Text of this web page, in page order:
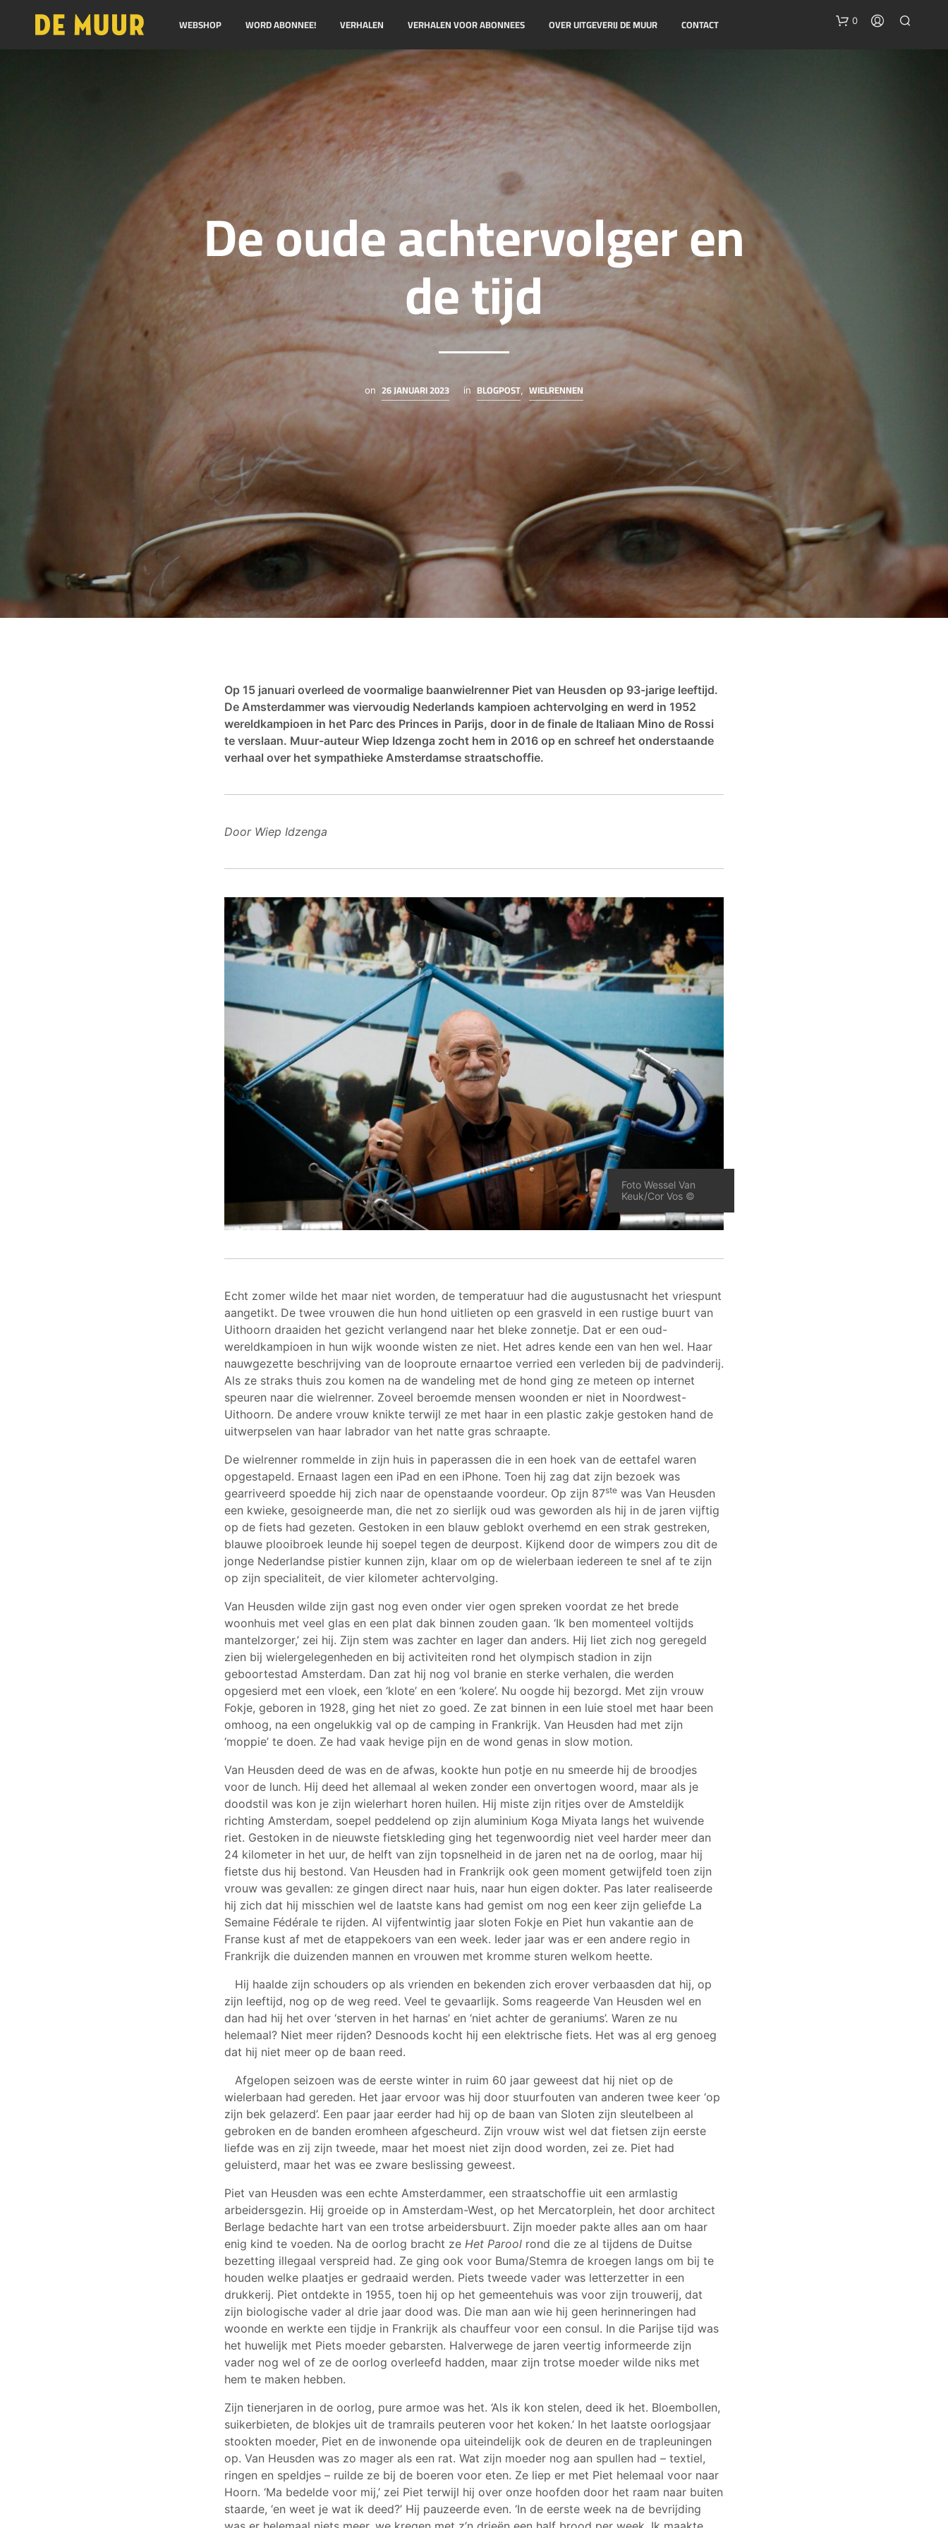
WEBSHOP WORD ABONNEE! VERHALEN VERHALEN VOOR ABONNEES OVER UITGEVERIJ DE MUUR CONTACT 0
A
G
De oude achtervolger en
de tijd
on 26 JANUARI 2023 in BLOGPOST, WIELRENNEN
Op 15 januari overleed de voormalige baanwielrenner Piet van Heusden op 93-jarige leeftijd.
De Amsterdammer was viervoudig Nederlands kampioen achtervolging en werd in 1952
wereldkampioen in het Parc des Princes in Parijs, door in de finale de Italiaan Mino de Rossi
te verslaan. Muur-auteur Wiep Idzenga zocht hem in 2016 op en schreef het onderstaande
verhaal over het sympathieke Amsterdamse straatschoffie.
Door Wiep Idzenga
Foto Wessel Van
Keuk/Cor Vos ©
Echt zomer wilde het maar niet worden, de temperatuur had die augustusnacht het vriespunt
aangetikt. De twee vrouwen die hun hond uitlieten op een grasveld in een rustige buurt van
Uithoorn draaiden het gezicht verlangend naar het bleke zonnetje. Dat er een oud-
wereldkampioen in hun wijk woonde wisten ze niet. Het adres kende een van hen wel. Haar
nauwgezette beschrijving van de looproute ernaartoe verried een verleden bij de padvinderij.
Als ze straks thuis zou komen na de wandeling met de hond ging ze meteen op internet
speuren naar die wielrenner. Zoveel beroemde mensen woonden er niet in Noordwest-
Uithoorn. De andere vrouw knikte terwijl ze met haar in een plastic zakje gestoken hand de
uitwerpselen van haar labrador van het natte gras schraapte.
De wielrenner rommelde in zijn huis in paperassen die in een hoek van de eettafel waren
opgestapeld. Ernaast lagen een iPad en een iPhone. Toen hij zag dat zijn bezoek was
gearriveerd spoedde hij zich naar de openstaande voordeur. Op zijn 87ste was Van Heusden
een kwieke, gesoigneerde man, die net zo sierlijk oud was geworden als hij in de jaren vijftig
op de fiets had gezeten. Gestoken in een blauw geblokt overhemd en een strak gestreken,
blauwe plooibroek leunde hij soepel tegen de deurpost. Kijkend door de wimpers zou dit de
jonge Nederlandse pistier kunnen zijn, klaar om op de wielerbaan iedereen te snel af te zijn
op zijn specialiteit, de vier kilometer achtervolging.
Van Heusden wilde zijn gast nog even onder vier ogen spreken voordat ze het brede
woonhuis met veel glas en een plat dak binnen zouden gaan. ‘Ik ben momenteel voltijds
mantelzorger,’ zei hij. Zijn stem was zachter en lager dan anders. Hij liet zich nog geregeld
zien bij wielergelegenheden en bij activiteiten rond het olympisch stadion in zijn
geboortestad Amsterdam. Dan zat hij nog vol branie en sterke verhalen, die werden
opgesierd met een vloek, een ‘klote’ en een ‘kolere’. Nu oogde hij bezorgd. Met zijn vrouw
Fokje, geboren in 1928, ging het niet zo goed. Ze zat binnen in een luie stoel met haar been
omhoog, na een ongelukkig val op de camping in Frankrijk. Van Heusden had met zijn
‘moppie’ te doen. Ze had vaak hevige pijn en de wond genas in slow motion.
Van Heusden deed de was en de afwas, kookte hun potje en nu smeerde hij de broodjes
voor de lunch. Hij deed het allemaal al weken zonder een onvertogen woord, maar als je
doodstil was kon je zijn wielerhart horen huilen. Hij miste zijn ritjes over de Amsteldijk
richting Amsterdam, soepel peddelend op zijn aluminium Koga Miyata langs het wuivende
riet. Gestoken in de nieuwste fietskleding ging het tegenwoordig niet veel harder meer dan
24 kilometer in het uur, de helft van zijn topsnelheid in de jaren net na de oorlog, maar hij
fietste dus hij bestond. Van Heusden had in Frankrijk ook geen moment getwijfeld toen zijn
vrouw was gevallen: ze gingen direct naar huis, naar hun eigen dokter. Pas later realiseerde
hij zich dat hij misschien wel de laatste kans had gemist om nog een keer zijn geliefde La
Semaine Fédérale te rijden. Al vijfentwintig jaar sloten Fokje en Piet hun vakantie aan de
Franse kust af met de etappekoers van een week. Ieder jaar was er een andere regio in
Frankrijk die duizenden mannen en vrouwen met kromme sturen welkom heette.
Hij haalde zijn schouders op als vrienden en bekenden zich erover verbaasden dat hij, op
zijn leeftijd, nog op de weg reed. Veel te gevaarlijk. Soms reageerde Van Heusden wel en
dan had hij het over ‘sterven in het harnas’ en ‘niet achter de geraniums’. Waren ze nu
helemaal? Niet meer rijden? Desnoods kocht hij een elektrische fiets. Het was al erg genoeg
dat hij niet meer op de baan reed.
Afgelopen seizoen was de eerste winter in ruim 60 jaar geweest dat hij niet op de
wielerbaan had gereden. Het jaar ervoor was hij door stuurfouten van anderen twee keer ‘op
zijn bek gelazerd’. Een paar jaar eerder had hij op de baan van Sloten zijn sleutelbeen al
gebroken en de banden eromheen afgescheurd. Zijn vrouw wist wel dat fietsen zijn eerste
liefde was en zij zijn tweede, maar het moest niet zijn dood worden, zei ze. Piet had
geluisterd, maar het was ee zware beslissing geweest.
Piet van Heusden was een echte Amsterdammer, een straatschoffie uit een armlastig
arbeidersgezin. Hij groeide op in Amsterdam-West, op het Mercatorplein, het door architect
Berlage bedachte hart van een trotse arbeidersbuurt. Zijn moeder pakte alles aan om haar
enig kind te voeden. Na de oorlog bracht ze Het Parool rond die ze al tijdens de Duitse
bezetting illegaal verspreid had. Ze ging ook voor Buma/Stemra de kroegen langs om bij te
houden welke plaatjes er gedraaid werden. Piets tweede vader was letterzetter in een
drukkerij. Piet ontdekte in 1955, toen hij op het gemeentehuis was voor zijn trouwerij, dat
zijn biologische vader al drie jaar dood was. Die man aan wie hij geen herinneringen had
woonde en werkte een tijdje in Frankrijk als chauffeur voor een consul. In die Parijse tijd was
het huwelijk met Piets moeder gebarsten. Halverwege de jaren veertig informeerde zijn
vader nog wel of ze de oorlog overleefd hadden, maar zijn trotse moeder wilde niks met
hem te maken hebben.
Zijn tienerjaren in de oorlog, pure armoe was het. ‘Als ik kon stelen, deed ik het. Bloembollen,
suikerbieten, de blokjes uit de tramrails peuteren voor het koken.’ In het laatste oorlogsjaar
stookten moeder, Piet en de inwonende opa uiteindelijk ook de deuren en de trapleuningen
op. Van Heusden was zo mager als een rat. Wat zijn moeder nog aan spullen had – textiel,
ringen en speldjes – ruilde ze bij de boeren voor eten. Ze liep er met Piet helemaal voor naar
Hoorn. ‘Ma bedelde voor mij,’ zei Piet terwijl hij over onze hoofden door het raam naar buiten
staarde, ‘en weet je wat ik deed?’ Hij pauzeerde even. ‘In de eerste week na de bevrijding